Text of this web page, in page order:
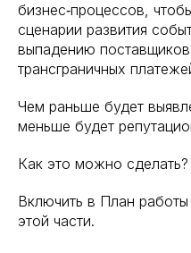
бизнес‑процессов,
сценарии развития
выпадению
трансграничных
Чем раньше будет
меньше будет
Как это можно сделать?
Включить в План
этой части.